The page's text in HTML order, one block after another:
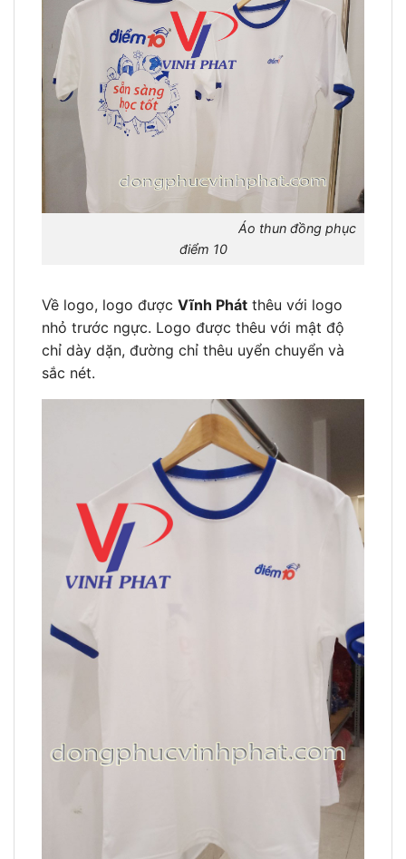
Áo thun đồng phục
điểm 10
Về logo, logo được Vĩnh Phát thêu với logo
nhỏ trước ngực. Logo được thêu với mật độ
chỉ dày dặn, đường chỉ thêu uyển chuyển và
sắc nét.